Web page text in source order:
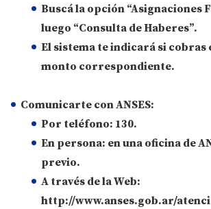
Buscá la opción “Asignaciones
luego “Consulta de Haberes”.
El sistema te indicará si cobras
monto correspondiente.
Comunicarte con ANSES:
Por teléfono: 130.
En persona: en una oficina de
previo.
A través de la Web:
http://www.anses.gob.ar/